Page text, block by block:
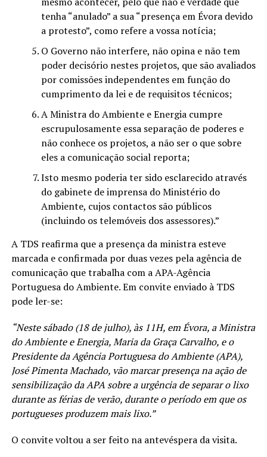
tenha “anulado” a sua “presença em Évora devido
a protesto”, como refere a vossa notícia;
O Governo não interfere, não opina e não tem
poder decisório nestes projetos, que são avaliados
por comissões independentes em função do
cumprimento da lei e de requisitos técnicos;
A Ministra do Ambiente e Energia cumpre
escrupulosamente essa separação de poderes e
não conhece os projetos, a não ser o que sobre
eles a comunicação social reporta;
Isto mesmo poderia ter sido esclarecido através
do gabinete de imprensa do Ministério do
Ambiente, cujos contactos são públicos
(incluindo os telemóveis dos assessores).”
A TDS reafirma que a presença da ministra esteve
marcada e confirmada por duas vezes pela agência de
comunicação que trabalha com a APA-Agência
Portuguesa do Ambiente. Em convite enviado à TDS
pode ler-se:
“Neste sábado (18 de julho), às 11H, em Évora, a Ministra
do Ambiente e Energia, Maria da Graça Carvalho, e o
Presidente da Agência Portuguesa do Ambiente (APA),
José Pimenta Machado, vão marcar presença na ação de
sensibilização da APA sobre a urgência de separar o lixo
durante as férias de verão, durante o período em que os
portugueses produzem mais lixo.”
O convite voltou a ser feito na antevéspera da visita.